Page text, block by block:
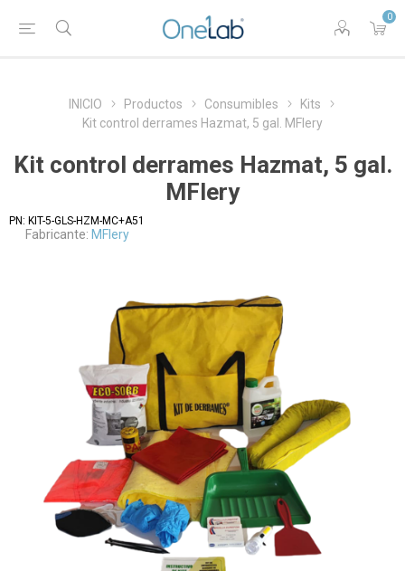
0
INICIO Productos Consumibles
Kits
Kit control derrames Hazmat, 5 gal. MFlery
Kit control derrames Hazmat, 5 gal.
MFlery
PN: KIT-5-GLS-HZM-MC+A51
Fabricante: MFlery